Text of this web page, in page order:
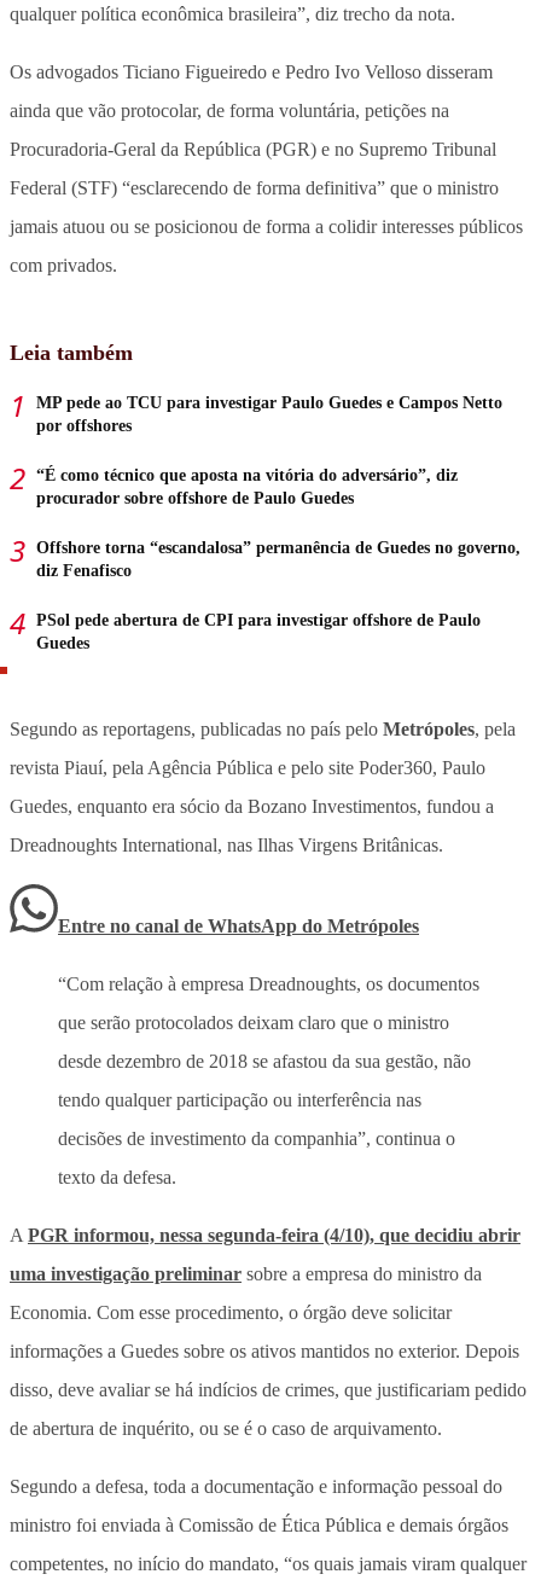
qualquer política econômica brasileira”, diz trecho da nota.
Os advogados Ticiano Figueiredo e Pedro Ivo Velloso disseram
ainda que vão protocolar, de forma voluntária, petições na
Procuradoria-Geral da República (PGR) e no Supremo Tribunal
Federal (STF) “esclarecendo de forma definitiva” que o ministro
jamais atuou ou se posicionou de forma a colidir interesses públicos
com privados.
Leia também
MP pede ao TCU para investigar Paulo Guedes e Campos Netto
por offshores
“É como técnico que aposta na vitória do adversário”, diz
procurador sobre offshore de Paulo Guedes
Offshore torna “escandalosa” permanência de Guedes no governo,
diz Fenafisco
PSol pede abertura de CPI para investigar offshore de Paulo
Guedes
Segundo as reportagens, publicadas no país pelo Metrópoles, pela
revista Piauí, pela Agência Pública e pelo site Poder360, Paulo
Guedes, enquanto era sócio da Bozano Investimentos, fundou a
Dreadnoughts International, nas Ilhas Virgens Britânicas.
Entre no canal de WhatsApp do Metrópoles
“Com relação à empresa Dreadnoughts, os documentos
que serão protocolados deixam claro que o ministro
desde dezembro de 2018 se afastou da sua gestão, não
tendo qualquer participação ou interferência nas
decisões de investimento da companhia”, continua o
texto da defesa.
A PGR informou, nessa segunda-feira (4/10), que decidiu abrir
uma investigação preliminar sobre a empresa do ministro da
Economia. Com esse procedimento, o órgão deve solicitar
informações a Guedes sobre os ativos mantidos no exterior. Depois
disso, deve avaliar se há indícios de crimes, que justificariam pedido
de abertura de inquérito, ou se é o caso de arquivamento.
Segundo a defesa, toda a documentação e informação pessoal do
ministro foi enviada à Comissão de Ética Pública e demais órgãos
competentes, no início do mandato, “os quais jamais viram qualquer